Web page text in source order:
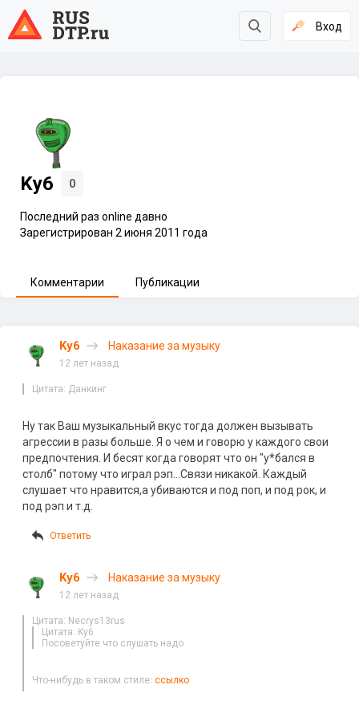
Вход
Ky6 0
Последний раз online давно
Зарегистрирован 2 июня 2011 года
Комментарии Публикации
Ky6 Наказание за музыку
12 лет назад
Цитата: Данкинг
Ну так Ваш музыкальный вкус тогда должен вызывать
агрессии в разы больше. Я о чем и говорю у каждого свои
предпочтения. И бесят когда говорят что он "у*бался в
столб" потому что играл рэп…Связи никакой. Каждый
слушает что нравится,а убиваются и под поп, и под рок, и
под рэп и т.д.
Ответить
Ky6 Наказание за музыку
12 лет назад
Цитата: Necrys13rus
Цитата: Ky6
Посоветуйте что слушать надо
Что-нибудь в таком стиле: ссылко